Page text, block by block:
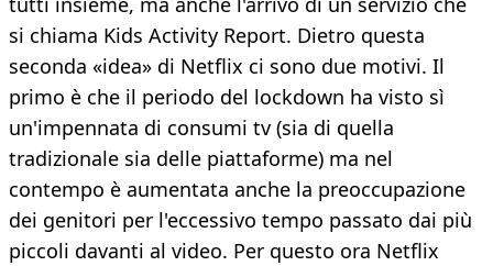
si chiama Kids Activity Report. Dietro questa
seconda «idea» di Netflix ci sono due motivi. Il
primo è che il periodo del lockdown ha visto sì
un'impennata di consumi tv (sia di quella
tradizionale sia delle piattaforme) ma nel
contempo è aumentata anche la preoccupazione
dei genitori per l'eccessivo tempo passato dai più
piccoli davanti al video. Per questo ora Netflix